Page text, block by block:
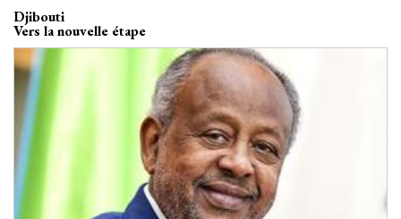
Djibouti
Vers la nouvelle étape